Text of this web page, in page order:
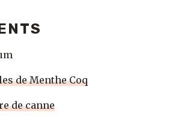
de Menthe Coq
de canne